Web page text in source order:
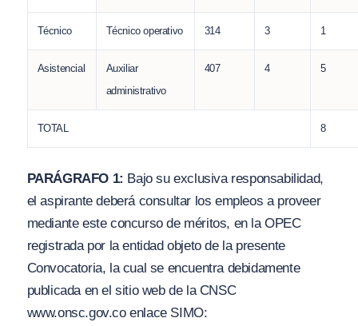
Técnico Técnico operativo 314 3 1
Asistencial
Auxiliar
administrativo
407 4 5
TOTAL 8
PARÁGRAFO 1: Bajo su exclusiva responsabilidad,
el aspirante deberá consultar los empleos a proveer
mediante este concurso de méritos, en la OPEC
registrada por la entidad objeto de la presente
Convocatoria, la cual se encuentra debidamente
publicada en el sitio web de la CNSC
www.onsc.gov.coenlace SIMO: